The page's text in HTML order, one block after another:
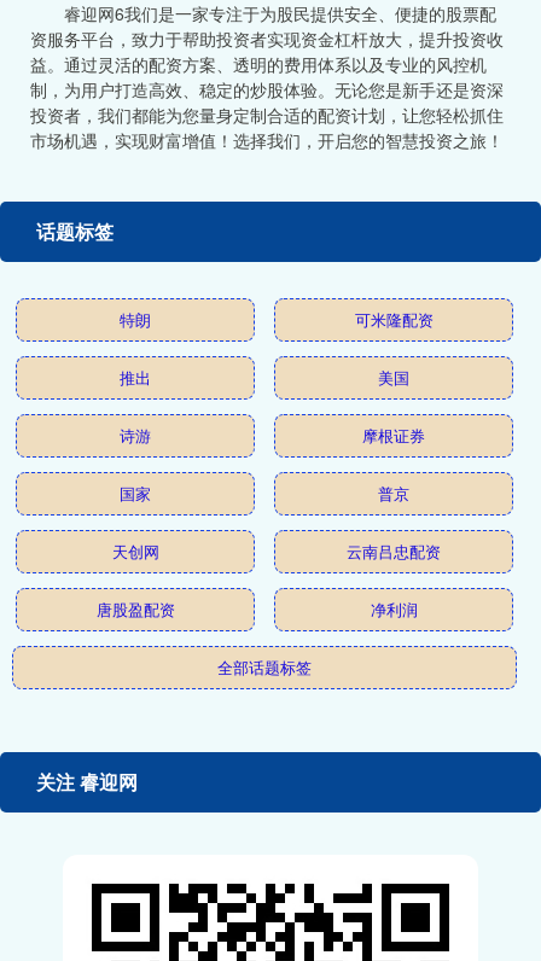
睿迎网6我们是一家专注于为股民提供安全、便捷的股票配
资服务平台，致力于帮助投资者实现资金杠杆放大，提升投资收
益。通过灵活的配资方案、透明的费用体系以及专业的风控机
制，为用户打造高效、稳定的炒股体验。无论您是新手还是资深
投资者，我们都能为您量身定制合适的配资计划，让您轻松抓住
市场机遇，实现财富增值！选择我们，开启您的智慧投资之旅！
话题标签
特朗 可米隆配资
推出 美国
诗游 摩根证券
国家 普京
天创网 云南吕忠配资
唐股盈配资 净利润
全部话题标签
关注 睿迎网